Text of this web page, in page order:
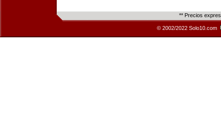
** Precios
© 2002/2022 Solo10.com